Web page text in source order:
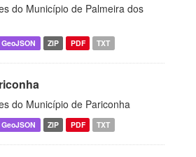
do Município de Palmeira dos
GeoJSON ZIP PDF TXT
do Município de Pariconha
GeoJSON ZIP PDF TXT